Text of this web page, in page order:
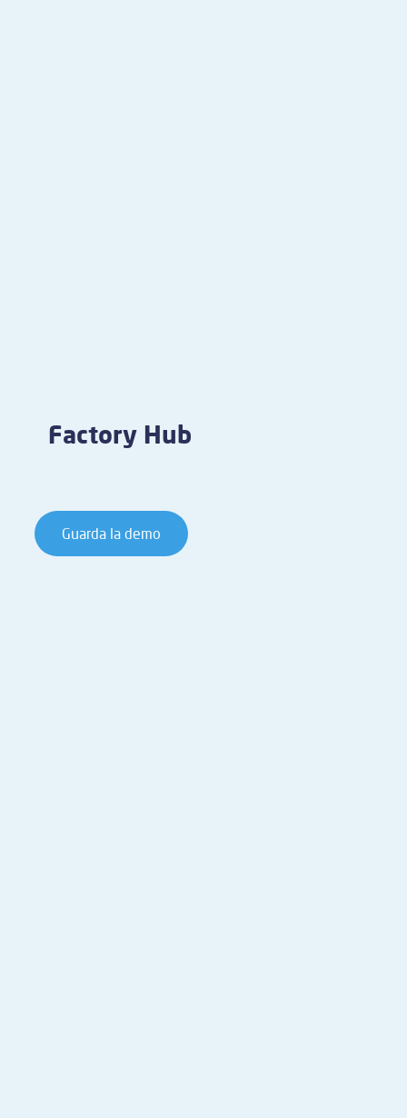
Factory Hub
Guarda la demo